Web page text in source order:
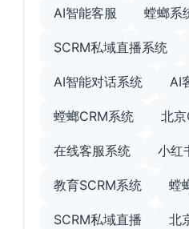
AI智能客服 螳螂系
SCRM私域直播系统
AI智能对话系统 AI
螳螂CRM系统 北
在线客服系统 小红
教育SCRM系统 螳
SCRM私域直播 北